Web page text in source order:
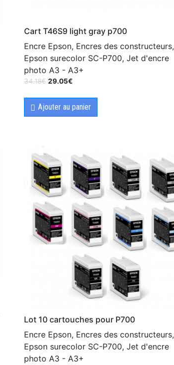
Cart T46S9 light gray p700
Encre Epson, Encres des constructeurs,
Epson surecolor SC-P700, Jet d'encre
photo A3 - A3+
34.18€ 29.05€
Ajouter au panier
Lot 10 cartouches pour P700
Encre Epson, Encres des constructeurs,
Epson surecolor SC-P700, Jet d'encre
photo A3 - A3+